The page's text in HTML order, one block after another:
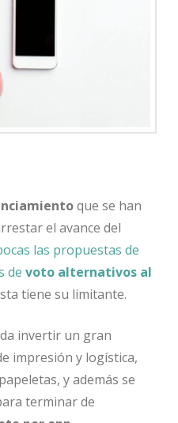
que se han
el avance del
las propuestas de
de voto alternativos al
tiene su limitante.
invertir un gran
impresión y logística,
y además se
terminar de